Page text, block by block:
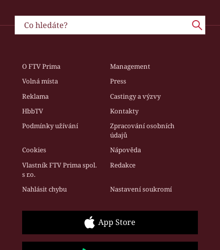
O FTV Prima
Management
Volná místa
Press
Reklama
Castingy a výzvy
HbbTV
Kontakty
Podmínky užívání
Zpracování osobních
údajů
Cookies
Nápověda
Vlastník FTV Prima spol.
s r.o.
Redakce
Nahlásit chybu Nastavení soukromí
App Store